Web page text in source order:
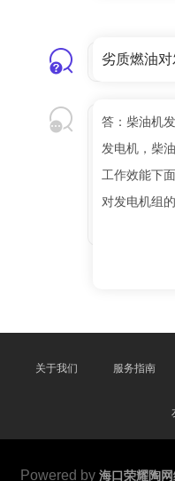
劣质燃油
答：柴油机
发电机，柴
工作效能下
对发电机组的
关于我们 服务指南
Powered by 海口荣耀陶